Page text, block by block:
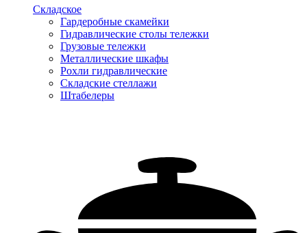
Складское
Гардеробные скамейки
Гидравлические столы тележки
Грузовые тележки
Металлические шкафы
Рохли гидравлические
Складские стеллажи
Штабелеры